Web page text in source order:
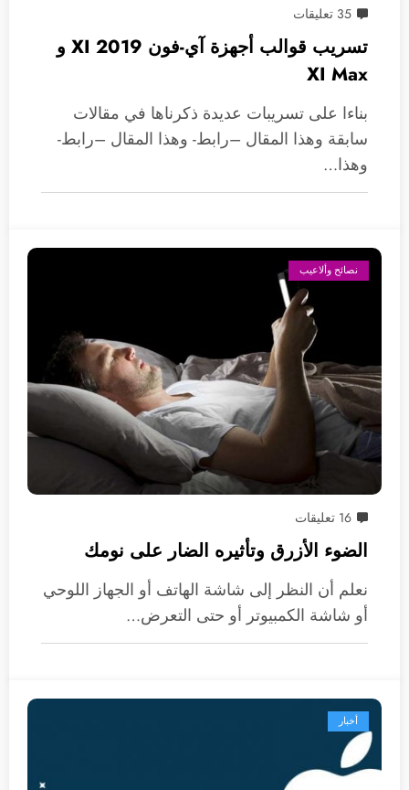
35 تعليقات
تسريب قوالب أجهزة آي-فون 2019 XI و
XI Max
بناءا على تسريبات عديدة ذكرناها في مقالات
سابقة وهذا المقال –رابط- وهذا المقال –رابط-
وهذا…
نصائح وألاعيب
16 تعليقات
الضوء الأزرق وتأثيره الضار على نومك
نعلم أن النظر إلى شاشة الهاتف أو الجهاز اللوحي
أو شاشة الكمبيوتر أو حتى التعرض…
أخبار